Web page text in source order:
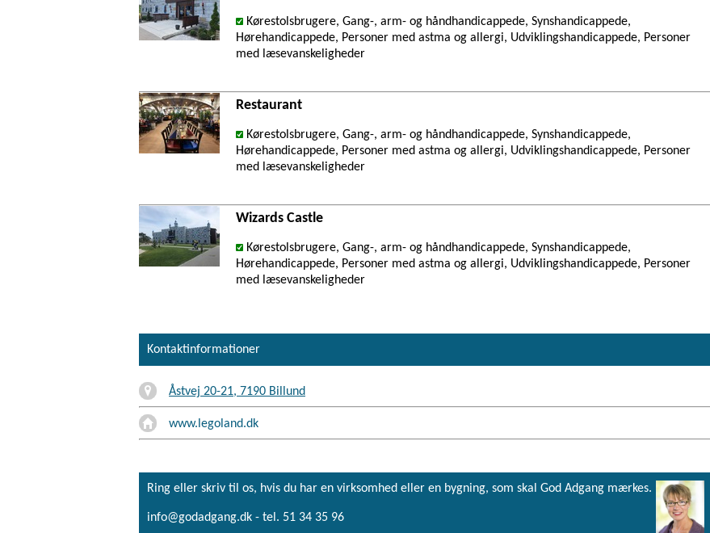
Kørestolsbrugere, Gang-, arm- og håndhandicappede, Synshandicappede,
Hørehandicappede, Personer med astma og allergi, Udviklingshandicappede, Personer
med læsevanskeligheder
Restaurant
Kørestolsbrugere, Gang-, arm- og håndhandicappede, Synshandicappede,
Hørehandicappede, Personer med astma og allergi, Udviklingshandicappede, Personer
med læsevanskeligheder
Wizards Castle
Kørestolsbrugere, Gang-, arm- og håndhandicappede, Synshandicappede,
Hørehandicappede, Personer med astma og allergi, Udviklingshandicappede, Personer
med læsevanskeligheder
Kontaktinformationer
Åstvej 20-21, 7190 Billund
www.legoland.dk
Ring eller skriv til os, hvis du har en virksomhed eller en bygning, som skal God Adgang mærkes.
info@godadgang.dk - tel. 51 34 35 96